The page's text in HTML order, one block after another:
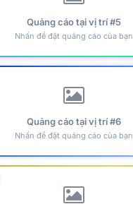
Quảng cáo tại vị trí #5
Nhấn để đặt quảng cáo của bạn
Quảng cáo tại vị trí #6
Nhấn để đặt quảng cáo của bạn